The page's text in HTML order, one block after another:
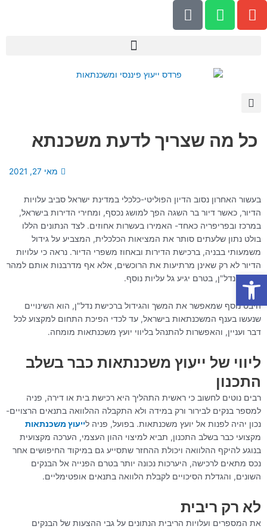
לתוכן
E
n
p
e
W
h
s
a
P
h
כל מה שצריך לדעת משכנתא
מאי 27, 2021
בעשור האחרון נסוב הדיון הפוליטי-כלכלי במדינת ישראל סביב עלויות
הדיור, כאשר דיור בר השגה הפך למושג נכסף, ומחירי הדירות בישראל,
במרכז ובפריפריה כאחד- האמירו בעשרות אחוזים. לצד הנתונים הללו
בולט נתון שלעתים סותר את המציאות הכלכלית, המצביע על גידול
משמעותי בבניה, ברכישת הדירות ובאחוז משפרי הדיור. נראה כי עלויות
הדיור לא רק שאינן מרתיעות את הרוכשים, אלא אף מדרבנות אותם למהר
ולרכוש נדל"ן, בטרם יגיע גל עליות נוסף.
היבט נוסף שמאפשר את המשך והגידול ברכישת נדל"ן, הוא השינויים
שנעשו בענף המשכנתאות בישראל, עד לכדי הפיכת התחום למקצוע לכל
דבר ועניין, והאפשרות להתנהל בליווי יועץ משכנתאות מומחה.
ליווי של ייעוץ משכנתאות כבר בשלב
התכנון
רבים נוטים לחשוב כי ראשית התהליך היא רכישת בית או דירה, פניה
למספר בנקים לבירור ורק במידה ולא התקבלה ההלוואה בתנאים הרצויים-
נכון יהיה לפנות אל יועץ משכנתאות. בפועל, פניה לייעוץ משכנתאות
מקצועי כבר בשלב התכנון, תביא למיצוי ההון העצמי, הערכה מקצועית
בנוגע להיקף ההלוואה ויכולת ההחזר שתסייע גם במיקוד החיפושים אחר
נכס מתאים לרכישה, היערכות נכונה יותר בטרם הפנייה אל הבנקים
השונים, והגדלת הסיכויים לקבלת הלוואה בתנאים אופטימליים.
לא רק ריבית
את המספרים ועלויות הריבית הנתונים על גבי ההצעות של הבנקים
פתח סרגל נגישות